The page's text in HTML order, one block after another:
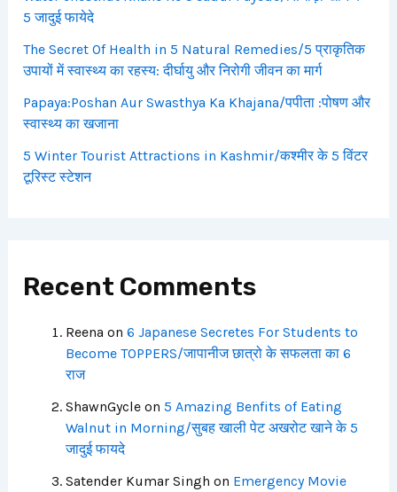
5 जादुई फायेदे
The Secret Of Health in 5 Natural Remedies/5 प्राकृतिक
उपायों में स्वास्थ्य का रहस्य: दीर्घायु और निरोगी जीवन का मार्ग
Papaya:Poshan Aur Swasthya Ka Khajana/पपीता :पोषण और
स्वास्थ्य का खजाना
5 Winter Tourist Attractions in Kashmir/कश्मीर के 5 विंटर
टूरिस्ट स्टेशन
Recent Comments
Reena on6 Japanese Secretes For Students to
Become TOPPERS/जापानीज छात्रो के सफलता का 6
राज
ShawnGycle on5 Amazing Benfits of Eating
Walnut in Morning/सुबह खाली पेट अखरोट खाने के 5
जादुई फायदे
Satender Kumar Singh on Emergency Movie